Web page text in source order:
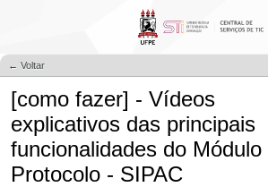
← Voltar
[como fazer] - Vídeos
explicativos das principais
funcionalidades do Módulo
Protocolo - SIPAC